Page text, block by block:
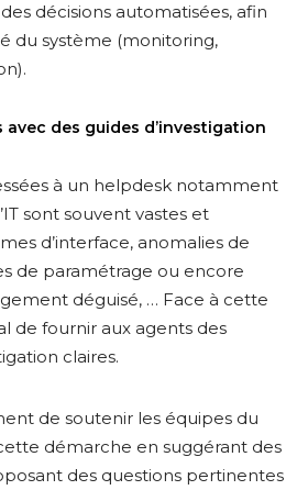
décisions automatisées, afin
du système (monitoring,
avec des guides d’investigation
à un helpdesk notamment
sont souvent vastes et
d’interface, anomalies de
de paramétrage ou encore
déguisé, … Face à cette
de fournir aux agents des
claires.
de soutenir les équipes du
démarche en suggérant des
des questions pertinentes